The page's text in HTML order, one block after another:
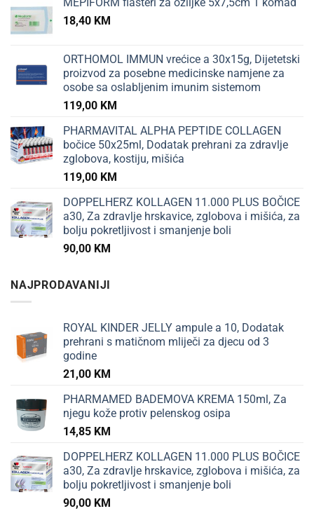
18,40 KM
ORTHOMOL IMMUN vrećice a 30x15g, Dijetetski
proizvod za posebne medicinske namjene za
osobe sa oslabljenim imunim sistemom
119,00 KM
PHARMAVITAL ALPHA PEPTIDE COLLAGEN
bočice 50x25ml, Dodatak prehrani za zdravlje
zglobova, kostiju, mišića
119,00 KM
DOPPELHERZ KOLLAGEN 11.000 PLUS BOČICE
a30, Za zdravlje hrskavice, zglobova i mišića, za
bolju pokretljivost i smanjenje boli
90,00 KM
NAJPRODAVANIJI
ROYAL KINDER JELLY ampule a 10, Dodatak
prehrani s matičnom mliječi za djecu od 3
godine
21,00 KM
PHARMAMED BADEMOVA KREMA 150ml, Za
njegu kože protiv pelenskog osipa
14,85 KM
DOPPELHERZ KOLLAGEN 11.000 PLUS BOČICE
a30, Za zdravlje hrskavice, zglobova i mišića, za
bolju pokretljivost i smanjenje boli
90,00 KM